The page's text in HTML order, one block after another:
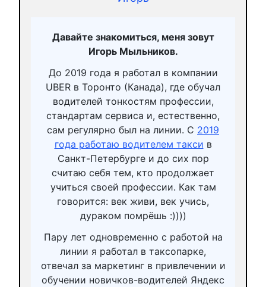
Давайте знакомиться, меня зовут
Игорь Мыльников.
До 2019 года я работал в компании
UBER в Торонто (Канада), где обучал
водителей тонкостям профессии,
стандартам сервиса и, естественно,
сам регулярно был на линии. С 2019
года работаю водителем такси в
Санкт-Петербурге и до сих пор
считаю себя тем, кто продолжает
учиться своей профессии. Как там
говорится: век живи, век учись,
дураком помрёшь :))))
Пару лет одновременно с работой на
линии я работал в таксопарке,
отвечал за маркетинг в привлечении и
обучении новичков-водителей Яндекс